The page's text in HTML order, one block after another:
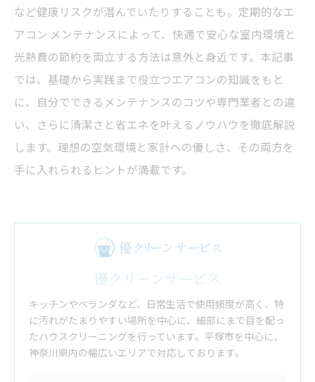
など健康リスクが潜んでいたりすることも。定期的なエ
アコン メンテナンスによって、快適で安心な室内環境と
光熱費の節約を両立する方法は意外と身近です。本記事
では、基礎から実践まで役立つエアコンの知識をもと
に、自分でできるメンテナンスのコツや専門業者との違
い、さらに清潔さと省エネを叶えるノウハウを徹底解説
します。理想の空気環境と家計への優しさ、その両方を
手に入れられるヒントが満載です。
優クリーンサービス
キッチンやベランダなど、日常生活で使用頻度が高く、特
に汚れがたまりやすい場所を中心に、細部にまで目を配っ
たハウスクリーニングを行っています。平塚市を中心に、
神奈川県内の幅広いエリアで対応しております。